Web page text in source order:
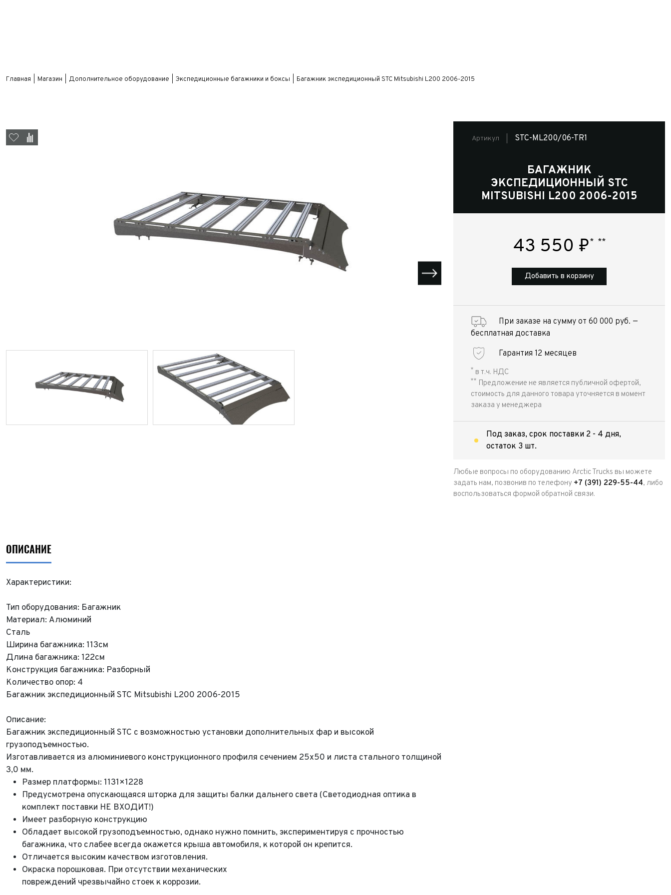
Главная Магазин Дополнительное оборудование Экспедиционные багажники и боксы Багажник экспедиционный STC Mitsubishi L200 2006-2015
Артикул STC-ML200/06-TR1
БАГАЖНИК
ЭКСПЕДИЦИОННЫЙ STC
MITSUBISHI L200 2006-2015
43 550 ₽* **
Добавить в корзину
При заказе на сумму от 60 000 руб. —
бесплатная доставка
Гарантия 12 месяцев
* в т.ч. НДС
** Предложение не является публичной офертой,
стоимость для данного товара уточняется в момент
заказа у менеджера
Под заказ, срок поставки 2 - 4 дня,
остаток 3 шт.
Любые вопросы по оборудованию Arctic Trucks вы можете
задать нам, позвонив по телефону +7 (391) 229-55-44, либо
воспользоваться формой обратной связи.
ОПИСАНИЕ
Характеристики:
Тип оборудования: Багажник
Материал: Алюминий
Сталь
Ширина багажника: 113см
Длина багажника: 122см
Конструкция багажника: Разборный
Количество опор: 4
Багажник экспедиционный STC Mitsubishi L200 2006-2015
Описание:
Багажник экспедиционный STC с возможностью установки дополнительных фар и высокой
грузоподъемностью.
Изготавливается из алюминиевого конструкционного профиля сечением 25х50 и листа стального толщиной
3,0 мм.
Размер платформы: 1131×1228
Предусмотрена опускающаяся шторка для защиты балки дальнего света (Светодиодная оптика в
комплект поставки НЕ ВХОДИТ!)
Имеет разборную конструкцию
Обладает высокой грузоподъемностью, однако нужно помнить, экспериментируя с прочностью
багажника, что слабее всегда окажется крыша автомобиля, к которой он крепится.
Отличается высоким качеством изготовления.
Окраска порошковая. При отсутствии механических
повреждений чрезвычайно стоек к коррозии.
Телефон*
Тема сообщения
Выкуп авто
ФИО*
E-mail*
Заявка на оценку
Телефон*